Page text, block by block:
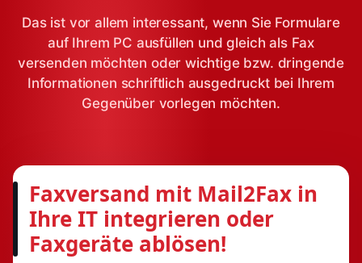
Das ist vor allem interessant, wenn Sie Formulare
auf Ihrem PC ausfüllen und gleich als Fax
versenden möchten oder wichtige bzw. dringende
Informationen schriftlich ausgedruckt bei Ihrem
Gegenüber vorlegen möchten.
Faxversand mit Mail2Fax in
Ihre IT integrieren oder
Faxgeräte ablösen!